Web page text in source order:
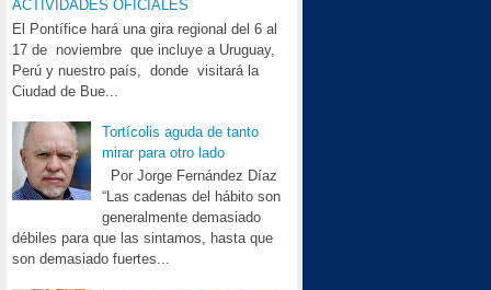
ACTIVIDADES OFICIALES
El Pontífice hará una gira regional del 6 al
17 de noviembre que incluye a Uruguay,
Perú y nuestro país, donde visitará la
Ciudad de Bue...
Tortícolis aguda de tanto
mirar para otro lado
Por Jorge Fernández Díaz
“Las cadenas del hábito son
generalmente demasiado
débiles para que las sintamos, hasta que
son demasiado fuertes...